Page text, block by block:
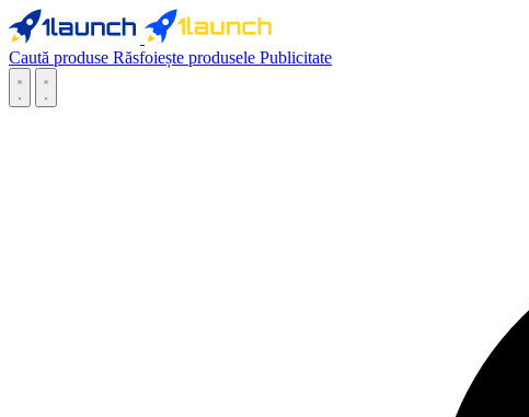
Caută produse Răsfoiește produsele Publicitate